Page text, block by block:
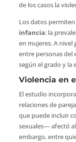
de los casos la
Los datos
infancia: la
en mujeres. A nivel
entre personas del
según el grado y la
Violencia en
El estudio
relaciones de
que puede incluir
sexuales— afectó
embargo, entre